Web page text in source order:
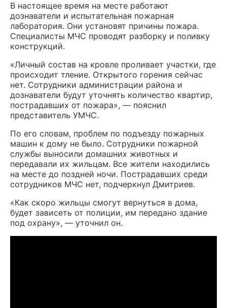
В настоящее время на месте работают
дознаватели и испытательная пожарная
лаборатория. Они установят причины пожара.
Специалисты МЧС проводят разборку и поливку
конструкций.
«Личный состав на кровле проливает участки, где
происходит тление. Открытого горения сейчас
нет. Сотрудники администрации района и
дознаватели будут уточнять количество квартир,
пострадавших от пожара», — пояснил
представитель УМЧС.
По его словам, проблем по подъезду пожарных
машин к дому не было. Сотрудники пожарной
службы выносили домашних животных и
передавали их жильцам. Все жители находились
на месте до поздней ночи. Пострадавших среди
сотрудников МЧС нет, подчеркнул Дмитриев.
«Как скоро жильцы смогут вернуться в дома,
будет зависеть от полиции, им передано здание
под охрану», — уточнил он.